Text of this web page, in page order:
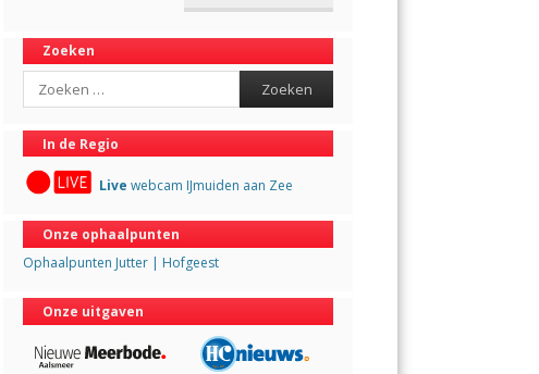
Zoeken
Search
In de Regio
Live webcam IJmuiden aan Zee
Onze ophaalpunten
Ophaalpunten Jutter | Hofgeest
Onze uitgaven